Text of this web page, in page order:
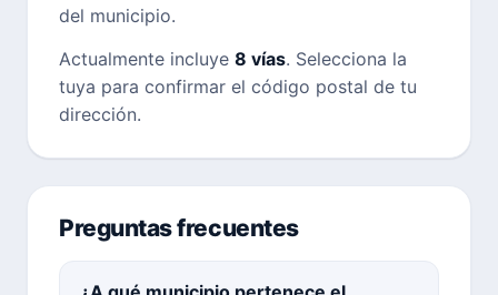
del municipio.
Actualmente incluye 8 vías. Selecciona la
tuya para confirmar el código postal de tu
dirección.
Preguntas frecuentes